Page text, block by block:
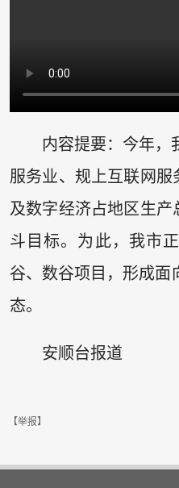
内容提要：今年，
服务业、规上互联网服
及数字经济占地区生产
斗目标。为此，我市
谷、数谷项目，形成面
态。
安顺台报道
【举报】